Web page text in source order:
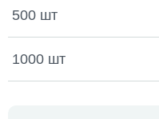
500 шт
1000 шт